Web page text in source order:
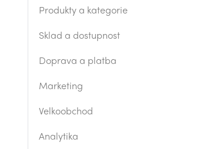
Produkty a kategorie
Sklad a dostupnost
Doprava a platba
Marketing
Velkoobchod
Analytika